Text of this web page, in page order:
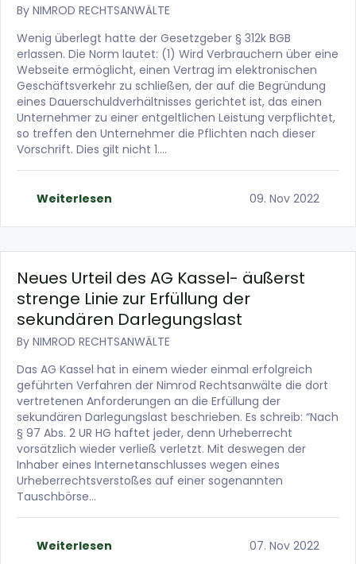
By NIMROD RECHTSANWÄLTE
Wenig überlegt hatte der Gesetzgeber § 312k BGB
erlassen. Die Norm lautet: (1) Wird Verbrauchern über eine
Webseite ermöglicht, einen Vertrag im elektronischen
Geschäftsverkehr zu schließen, der auf die Begründung
eines Dauerschuldverhältnisses gerichtet ist, das einen
Unternehmer zu einer entgeltlichen Leistung verpflichtet,
so treffen den Unternehmer die Pflichten nach dieser
Vorschrift. Dies gilt nicht 1….
Weiterlesen 09. Nov 2022
Neues Urteil des AG Kassel- äußerst
strenge Linie zur Erfüllung der
sekundären Darlegungslast
By NIMROD RECHTSANWÄLTE
Das AG Kassel hat in einem wieder einmal erfolgreich
geführten Verfahren der Nimrod Rechtsanwälte die dort
vertretenen Anforderungen an die Erfüllung der
sekundären Darlegungslast beschrieben. Es schreib: “Nach
§ 97 Abs. 2 UR HG haftet jeder, denn Urheberrecht
vorsätzlich wieder verließ verletzt. Mit deswegen der
Inhaber eines Internetanschlusses wegen eines
Urheberrechtsverstoßes auf einer sogenannten
Tauschbörse…
Weiterlesen 07. Nov 2022